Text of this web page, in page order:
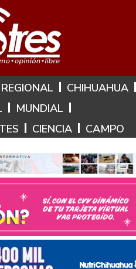
de 2026
REGIONAL
CHIHUAHUA
MUNDIAL
CIENCIA CAMPO